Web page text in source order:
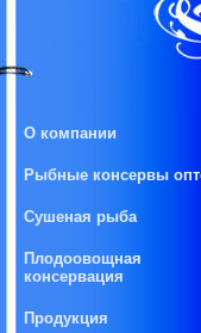
О компании
Рыбные консервы
Сушеная рыба
Плодоовощная
консервация
Продукция